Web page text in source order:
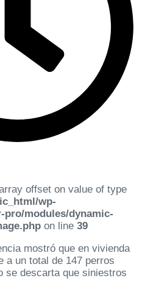
offset on value of type
wp-
modules/dynamic-
on line 39
mostró que en vivienda
a un total de 147 perros
se descarta que siniestros